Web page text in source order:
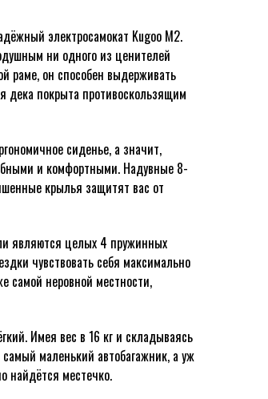
электросамокат Kugoo M2.
ни одного из ценителей
раме, он способен выдерживать
дека покрыта противоскользящим
сиденье, а значит,
и комфортными. Надувные 8-
крылья защитят вас от
являются целых 4 пружинных
чувствовать себя максимально
самой неровной местности,
Имея вес в 16 кг и складываясь
маленький автобагажник, а уж
найдётся местечко.